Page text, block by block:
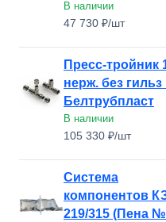
В наличии
47 730 ₽/шт
Пресс-тройник
нерж. без гильз
Белтрубпласт
В наличии
105 330 ₽/шт
Система
компонентов
219/315 (Пена